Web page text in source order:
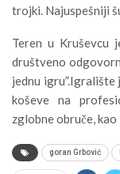
trojki. Najuspešniji
Teren u Kruševcu
društveno
jednu
koševe na
zglobne obruče,
goran Grbović